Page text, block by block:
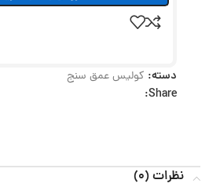
دسته: کولیس عمق سنج
Share:
نظرات (0)